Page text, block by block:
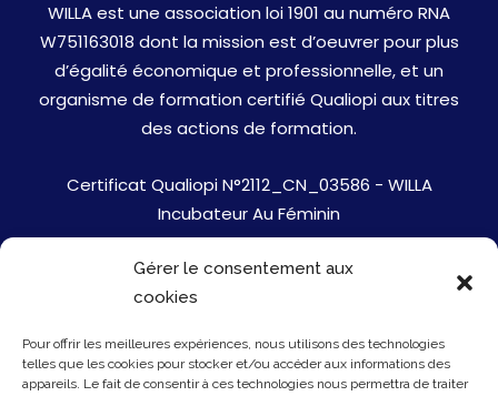
Gérer le consentement aux
cookies
Pour offrir les meilleures expériences, nous utilisons des technologies
telles que les cookies pour stocker et/ou accéder aux informations des
appareils. Le fait de consentir à ces technologies nous permettra de traiter
WILLA est une association loi 1901 au numéro RNA
W751163018 dont la mission est d’oeuvrer pour plus
d’égalité économique et professionnelle, et un
organisme de formation certifié Qualiopi aux titres
des actions de formation.
Certificat Qualiopi N°2112_CN_03586 - WILLA
Incubateur Au Féminin
Jobs
Mentions Légales
Politique de cookies